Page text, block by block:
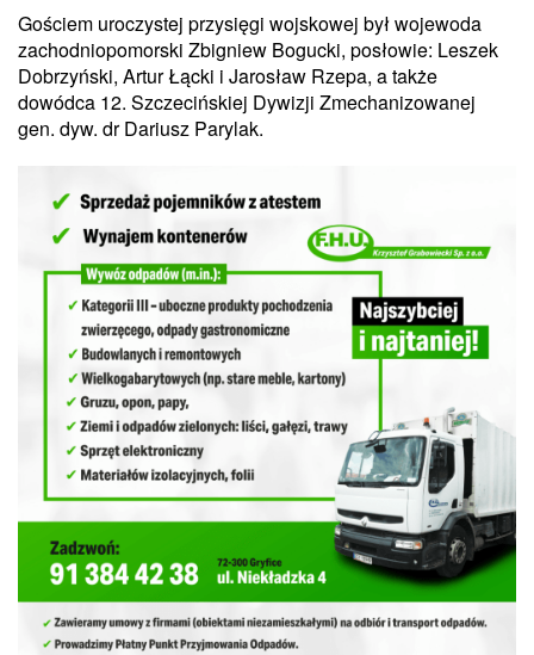
Gościem uroczystej przysięgi wojskowej był wojewoda
zachodniopomorski Zbigniew Bogucki, posłowie: Leszek
Dobrzyński, Artur Łącki i Jarosław Rzepa, a także
dowódca 12. Szczecińskiej Dywizji Zmechanizowanej
gen. dyw. dr Dariusz Parylak.